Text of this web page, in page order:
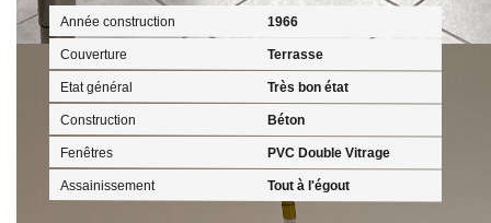
Année construction 1966
Couverture Terrasse
Etat général Très bon état
Construction Béton
Fenêtres PVC Double Vitrage
Assainissement Tout à l'égout